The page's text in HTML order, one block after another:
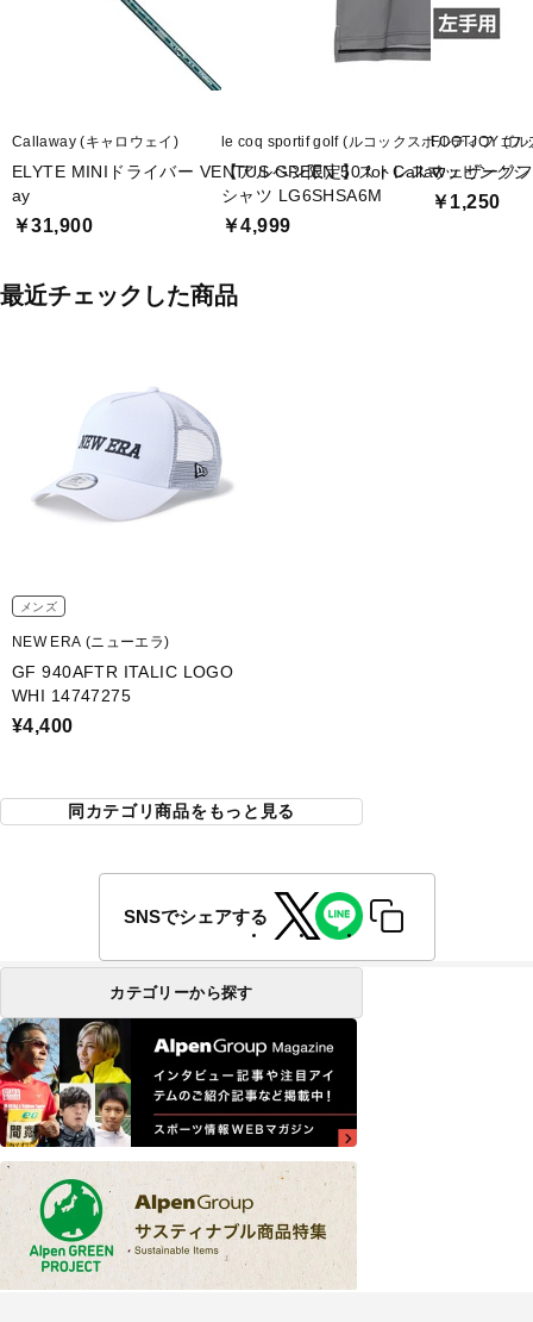
Callaway (キャロウェイ)
ELYTE MINIドライバー VENTUS GREEN 50 for Callaw
ay
￥31,900
le coq sportif golf (ルコックスポルティフ ゴル
【アルペン限定】ストレスマッピング
シャツ LG6SHSA6M
￥4,999
FOOTJOY (フ
ウェザーソ
￥1,250
最近チェックした商品
メンズ
NEW ERA (ニューエラ)
GF 940AFTR ITALIC LOGO
WHI 14747275
¥4,400
同カテゴリ商品をもっと見る
SNSでシェアする
カテゴリーから探す